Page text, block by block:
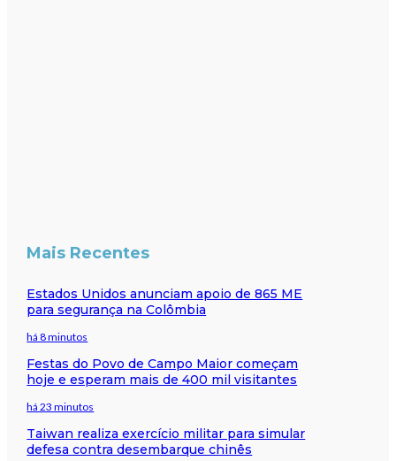
Mais Recentes
Estados Unidos anunciam apoio de 865 ME
para segurança na Colômbia
há 8 minutos
Festas do Povo de Campo Maior começam
hoje e esperam mais de 400 mil visitantes
há 23 minutos
Taiwan realiza exercício militar para simular
defesa contra desembarque chinês